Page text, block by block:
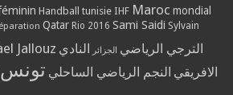
Handball tunisie IHF Maroc mondial
Qatar Rio 2016 Sami Saidi Sylvain
Jallouz الترجي الرياضي الجزائر النادي
الافريقي النجم الرياضي الساحلي تونس